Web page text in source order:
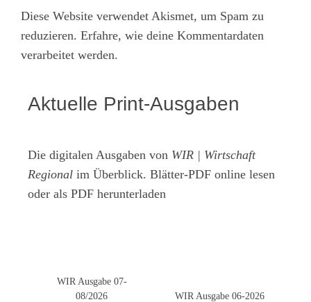
Diese Website verwendet Akismet, um Spam zu
reduzieren. Erfahre, wie deine Kommentardaten
verarbeitet werden.
Aktuelle Print-Ausgaben
Die digitalen Ausgaben von WIR | Wirtschaft
Regional im Überblick. Blätter-PDF online lesen
oder als PDF herunterladen
WIR Ausgabe 07-
08/2026
WIR Ausgabe 06-2026